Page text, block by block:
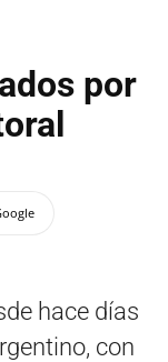
por
hace días
con